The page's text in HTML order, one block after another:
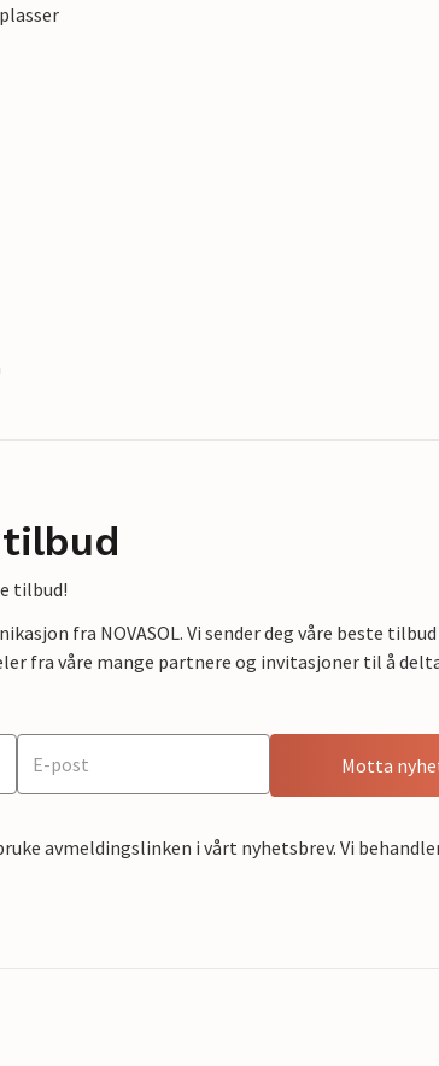
tilbud
tilbud!
fra NOVASOL. Vi sender deg våre beste
fra våre mange partnere og invitasjoner til å
Motta
avmeldingslinken i vårt nyhetsbrev. Vi